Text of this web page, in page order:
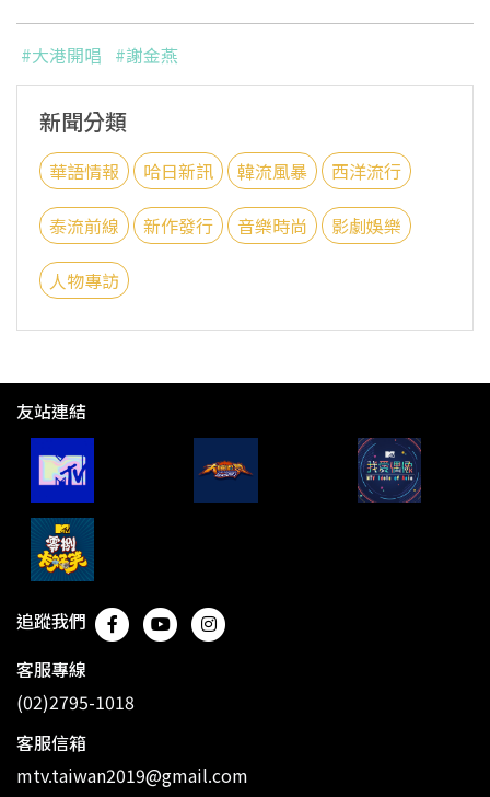
#大港開唱 #謝金燕
新聞分類
華語情報 哈日新訊 韓流風暴 西洋流行
泰流前線 新作發行 音樂時尚 影劇娛樂
人物專訪
友站連結
追蹤我們
客服專線
(02)2795-1018
客服信箱
mtv.taiwan2019@gmail.com